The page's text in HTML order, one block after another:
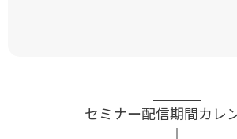
セミナー配信期間カレ